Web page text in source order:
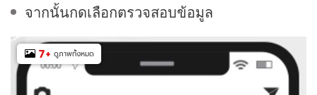
จากนั้นกดเลือกตรวจสอบข้อมูล
7+ ดูภาพทั้งหมด